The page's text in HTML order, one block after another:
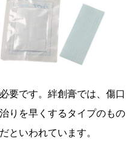
要です。絆創膏では、傷口
りを早くするタイプのもの
といわれています。